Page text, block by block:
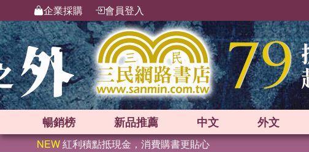
企業採購 會員登入
暢銷榜 新品推薦 中文 外文
NEW紅利積點抵現金，消費購書更貼心